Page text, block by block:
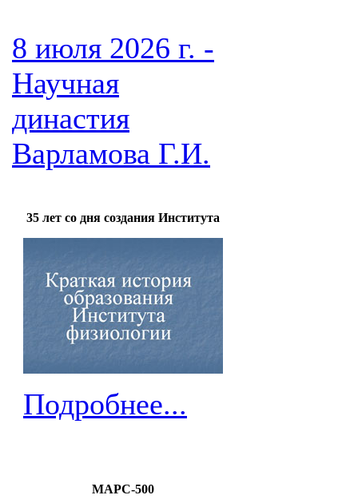
8 июля 2026 г. -
Научная
династия
Варламова Г.И.
35 лет со дня создания Института
Подробнее...
МАРС-500